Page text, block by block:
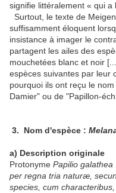
signifie littéralement « qui a
Surtout, le texte de
suffisamment éloquent
insistance à imager le
partagent les ailes des
mouchetées blanc et noir
espèces suivantes par leur
pourquoi ils ont reçu le
Damier" ou de "Papillon-
3. Nom d'espèce :
a) Description originale
Protonyme Papilio galathea
per regna tria naturæ,
species, cum